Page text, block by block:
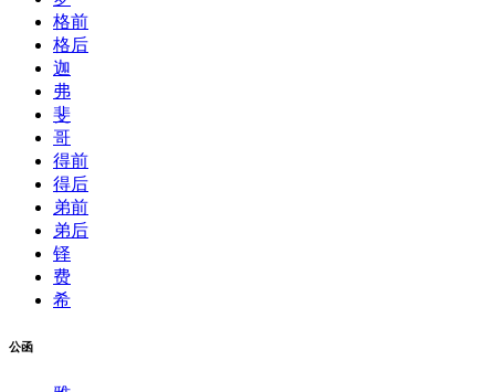
格前
格后
迦
弗
斐
哥
得前
得后
弟前
弟后
铎
费
希
公函